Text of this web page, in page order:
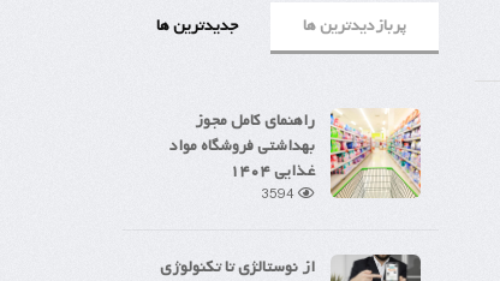
پربازدیدترین ها جدیدترین ها
راهنمای کامل مجوز
بهداشتی فروشگاه مواد
غذایی ۱۴۰۴
از نوستالژی تا تکنولوژی